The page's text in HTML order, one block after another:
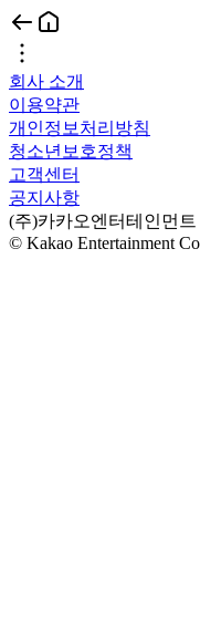
회사 소개
이용약관
개인정보처리방침
청소년보호정책
고객센터
공지사항
(주)카카오엔터테인먼트
© Kakao Entertainment